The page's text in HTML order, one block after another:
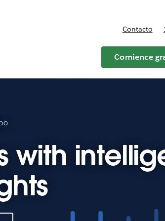
sub-navigation for Planes y precios
Contacto
Comience
with